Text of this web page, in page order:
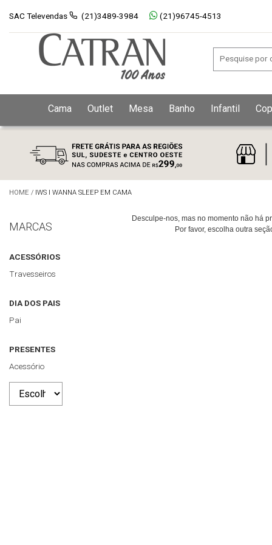
SAC Televendas (21)3489-3984 (21)96745-4513
Cama Outlet Mesa Banho Infantil
HOME / IWS I WANNA SLEEP EM CAMA
MARCAS
ACESSÓRIOS
Travesseiros
DIA DOS PAIS
Pai
PRESENTES
Acessório
Desculpe-nos, mas no momento não há
Por favor, escolha outra